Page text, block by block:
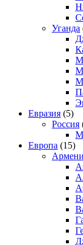
Уганда
Евразия (5)
Россия
Европа (15)